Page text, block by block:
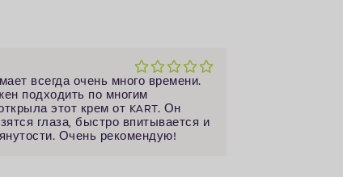
всегда очень много времени.
подходить по многим
этот крем от KART. Он
глаза, быстро впитывается и
Очень рекомендую!